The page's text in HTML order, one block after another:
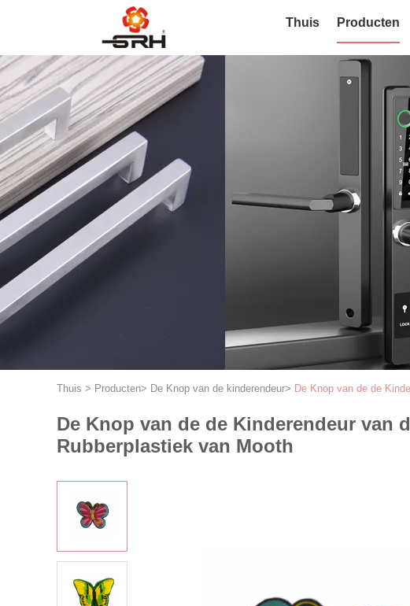
Thuis Producten
Thuis > Producten> De Knop van de kinderendeur> De Knop van de de
De Knop van de de Kinderendeur van
Rubberplastiek van Mooth